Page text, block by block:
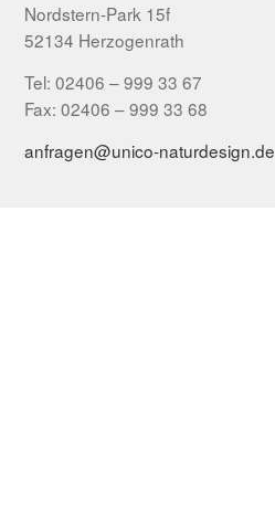
Nordstern-Park 15f
52134 Herzogenrath
Tel: 02406 – 999 33 67
Fax: 02406 – 999 33 68
anfragen@unico-naturdesign.de